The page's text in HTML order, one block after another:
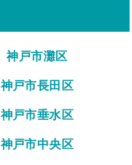
神戸市灘区
神戸市長田区
神戸市垂水区
神戸市中央区